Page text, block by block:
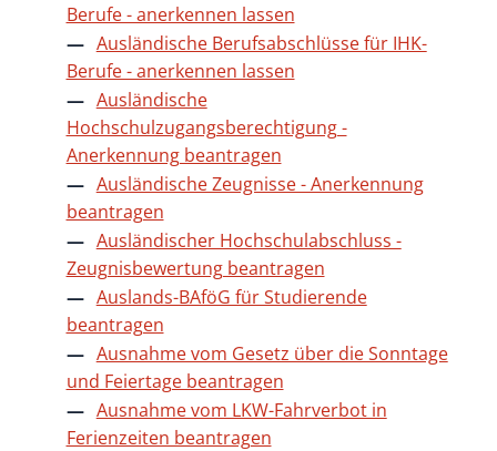
Berufe - anerkennen lassen
Ausländische Berufsabschlüsse für IHK-
Berufe - anerkennen lassen
Ausländische
Hochschulzugangsberechtigung -
Anerkennung beantragen
Ausländische Zeugnisse - Anerkennung
beantragen
Ausländischer Hochschulabschluss -
Zeugnisbewertung beantragen
Auslands-BAföG für Studierende
beantragen
Ausnahme vom Gesetz über die Sonntage
und Feiertage beantragen
Ausnahme vom LKW-Fahrverbot in
Ferienzeiten beantragen